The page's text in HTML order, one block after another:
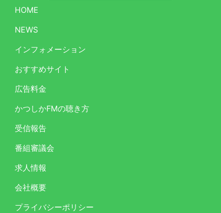
HOME
NEWS
インフォメーション
おすすめサイト
広告料金
かつしかFMの聴き方
受信報告
番組審議会
求人情報
会社概要
プライバシーポリシー